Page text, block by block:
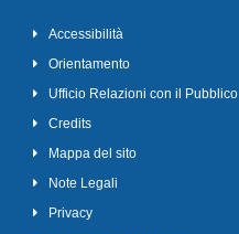
Accessibilità
Orientamento
Ufficio Relazioni con il Pubblico
Credits
Mappa del sito
Note Legali
Privacy